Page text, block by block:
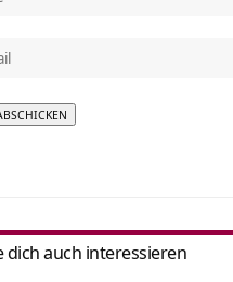
dich auch interessieren